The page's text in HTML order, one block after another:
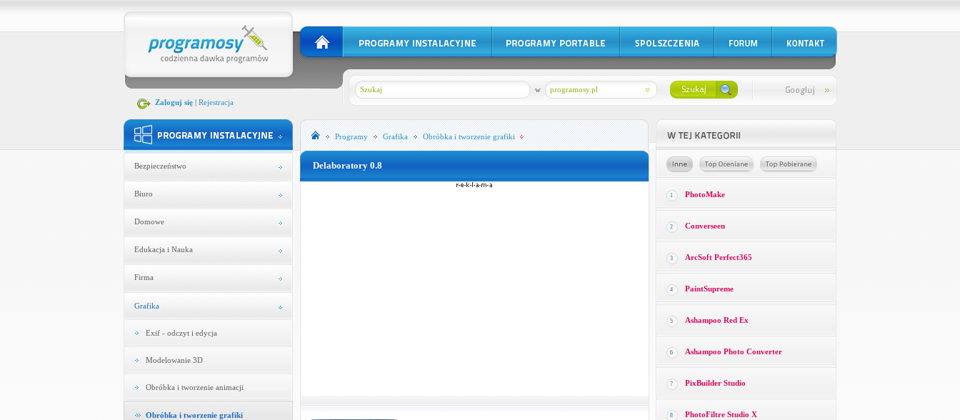
Zaloguj się| Rejestracja
programosy.pl
w
Bezpieczeństwo
Biuro
Domowe
Edukacja i Nauka
Firma
Grafika
Exif - odczyt i edycja
Modelowanie 3D
Obróbka i tworzenie animacji
Obróbka i tworzenie grafiki
Programy Grafika Obróbka i tworzenie grafiki
Delaboratory 0.8
1 PhotoMake
2 Converseen
3 ArcSoft Perfect365
4 PaintSupreme
5 Ashampoo Red Ex
6 Ashampoo Photo Converter
7 PixBuilder Studio
8 PhotoFiltre Studio X